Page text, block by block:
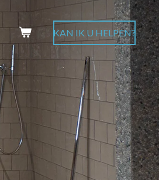
KAN IK U HELPEN?